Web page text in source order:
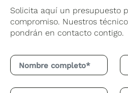
Solicita aquí un presupuesto
compromiso. Nuestros
pondrán en contacto contigo.